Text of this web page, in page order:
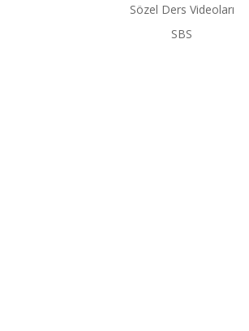
Sözel Ders Videoları
SBS